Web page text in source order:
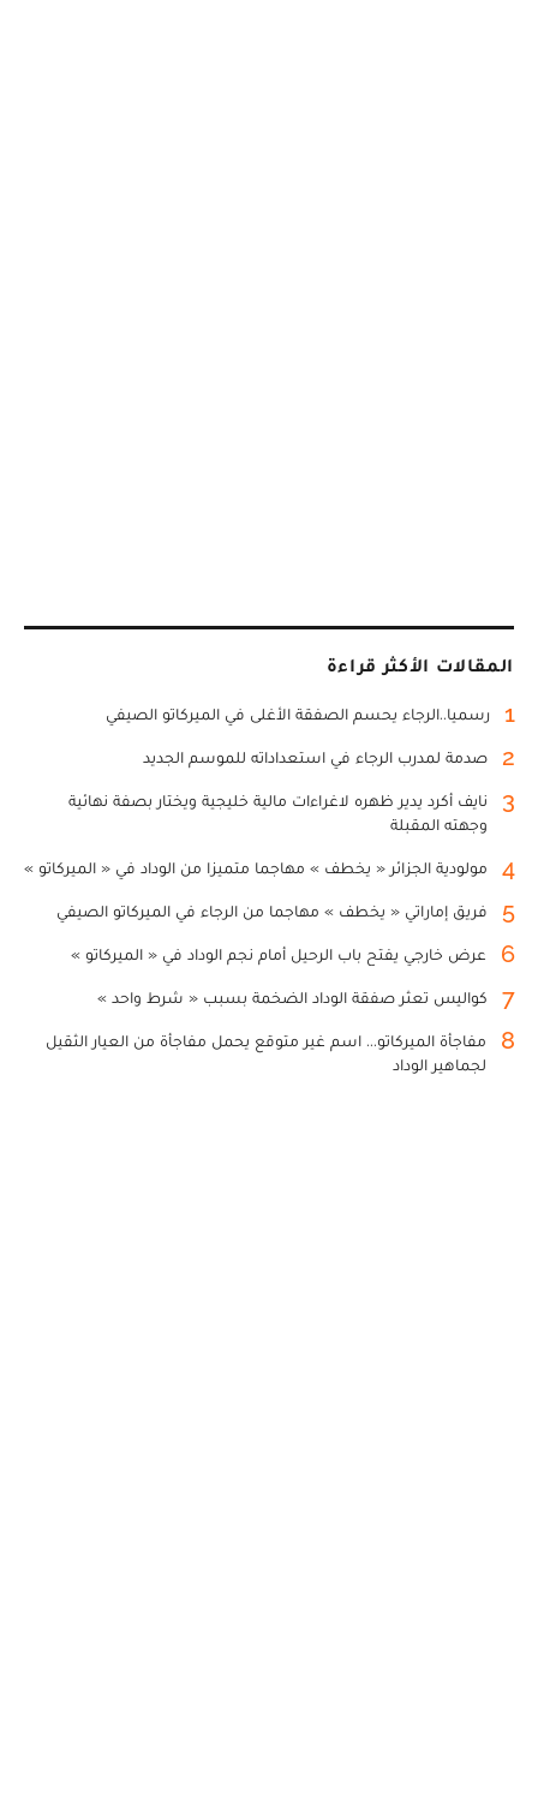
المقالات الأكثر قراءة
1 رسميا..الرجاء يحسم الصفقة الأغلى في الميركاتو الصيفي
2 صدمة لمدرب الرجاء في استعداداته للموسم الجديد
3
نايف أكرد يدير ظهره لاغراءات مالية خليجية ويختار بصفة نهائية
وجهته المقبلة
4 مولودية الجزائر « يخطف » مهاجما متميزا من الوداد في « الميركاتو »
5 فريق إماراتي « يخطف » مهاجما من الرجاء في الميركاتو الصيفي
6 عرض خارجي يفتح باب الرحيل أمام نجم الوداد في « الميركاتو »
7 كواليس تعثر صفقة الوداد الضخمة بسبب « شرط واحد »
8
مفاجأة الميركاتو... اسم غير متوقع يحمل مفاجأة من العيار الثقيل
لجماهير الوداد